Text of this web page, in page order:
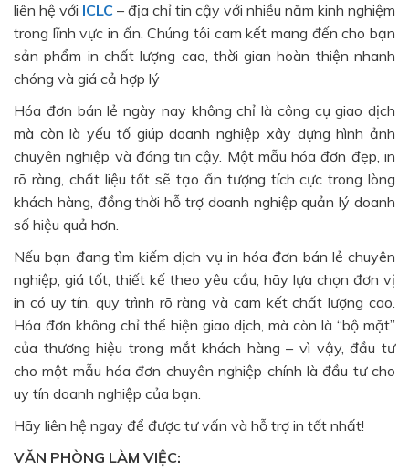
liên hệ với ICLC – địa chỉ tin cậy với nhiều năm kinh nghiệm
trong lĩnh vực in ấn. Chúng tôi cam kết mang đến cho bạn
sản phẩm in chất lượng cao, thời gian hoàn thiện nhanh
chóng và giá cả hợp lý
Hóa đơn bán lẻ ngày nay không chỉ là công cụ giao dịch
mà còn là yếu tố giúp doanh nghiệp xây dựng hình ảnh
chuyên nghiệp và đáng tin cậy. Một mẫu hóa đơn đẹp, in
rõ ràng, chất liệu tốt sẽ tạo ấn tượng tích cực trong lòng
khách hàng, đồng thời hỗ trợ doanh nghiệp quản lý doanh
số hiệu quả hơn.
Nếu bạn đang tìm kiếm dịch vụ in hóa đơn bán lẻ chuyên
nghiệp, giá tốt, thiết kế theo yêu cầu, hãy lựa chọn đơn vị
in có uy tín, quy trình rõ ràng và cam kết chất lượng cao.
Hóa đơn không chỉ thể hiện giao dịch, mà còn là “bộ mặt”
của thương hiệu trong mắt khách hàng – vì vậy, đầu tư
cho một mẫu hóa đơn chuyên nghiệp chính là đầu tư cho
uy tín doanh nghiệp của bạn.
Hãy liên hệ ngay để được tư vấn và hỗ trợ in tốt nhất!
VĂN PHÒNG LÀM VIỆC: